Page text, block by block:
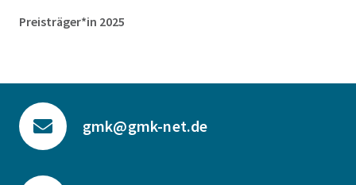
Preisträger*in 2025
gmk@gmk-net.de